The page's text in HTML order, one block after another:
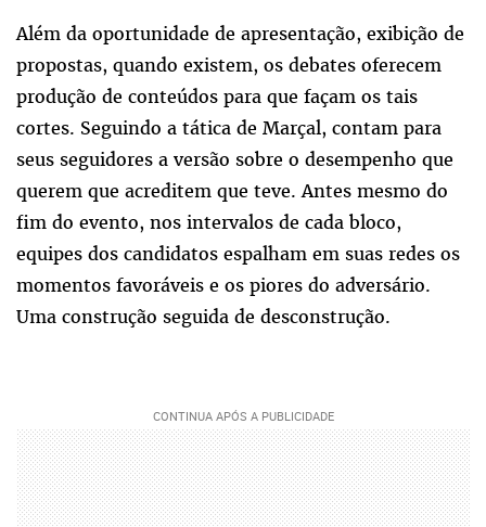
Além da oportunidade de apresentação, exibição de
propostas, quando existem, os debates oferecem
produção de conteúdos para que façam os tais
cortes. Seguindo a tática de Marçal, contam para
seus seguidores a versão sobre o desempenho que
querem que acreditem que teve. Antes mesmo do
fim do evento, nos intervalos de cada bloco,
equipes dos candidatos espalham em suas redes os
momentos favoráveis e os piores do adversário.
Uma construção seguida de desconstrução.